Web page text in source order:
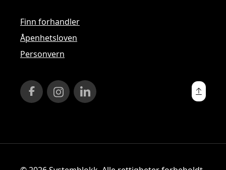
Finn forhandler
Åpenhetsloven
Personvern